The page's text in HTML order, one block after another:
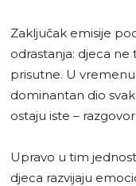
Zaključak emisije
odrastanja: djeca ne
prisutne. U
dominantan dio
ostaju iste –
Upravo u tim
djeca razvijaju